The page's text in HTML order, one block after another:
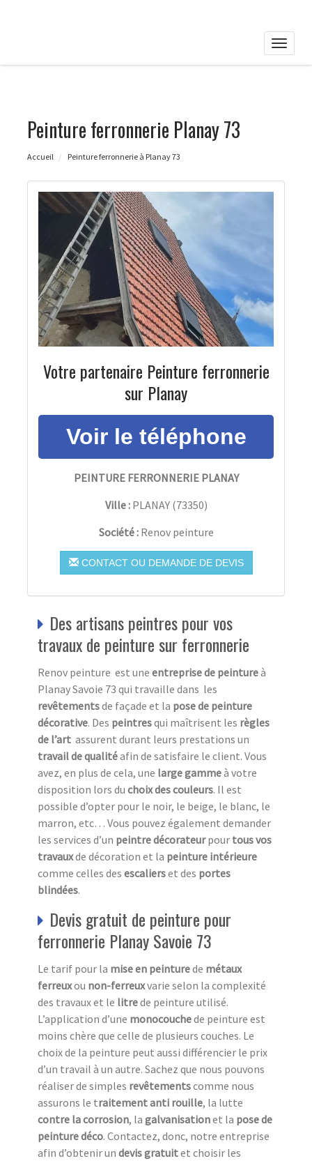
Toggle
Peinture ferronnerie Planay 73
Accueil Peinture ferronnerie à Planay 73
Votre partenaire Peinture ferronnerie
sur Planay
PEINTURE FERRONNERIE PLANAY
Ville : PLANAY(73350)
Société : Renov peinture
CONTACT OU DEMANDE DE DEVIS
Des artisans peintres pour vos
travaux de peinture sur ferronnerie
Renov peinture est une entreprise de peintureà
Planay Savoie 73 qui travaille dans les
revêtementsde façade et la pose de peinture
décorative. Des peintresqui maîtrisent les règles
de l’art assurent durant leurs prestations un
travail de qualitéafin de satisfaire le client. Vous
avez, en plus de cela, une large gammeà votre
disposition lors du choix des couleurs. Il est
possible d’opter pour le noir, le beige, le blanc, le
marron, etc… Vous pouvez également demander
les services d’un peintre décorateurpour tous vos
travauxde décoration et la peinture intérieure
comme celles des escalierset des portes
blindées.
Devis gratuit de peinture pour
ferronnerie Planay Savoie 73
Le tarif pour la mise en peinturede métaux
ferreuxou non-ferreuxvarie selon la complexité
des travaux et le litrede peinture utilisé.
L’application d’une monocouchede peinture est
moins chère que celle de plusieurs couches. Le
choix de la peinture peut aussi différencier le prix
d’un travail à un autre. Sachez que nous pouvons
réaliser de simples revêtementscomme nous
assurons le traitement anti rouille, la lutte
contre la corrosion, la galvanisationet la pose de
peinture déco. Contactez, donc, notre entreprise
afin d’obtenir un devisgratuitet choisir les